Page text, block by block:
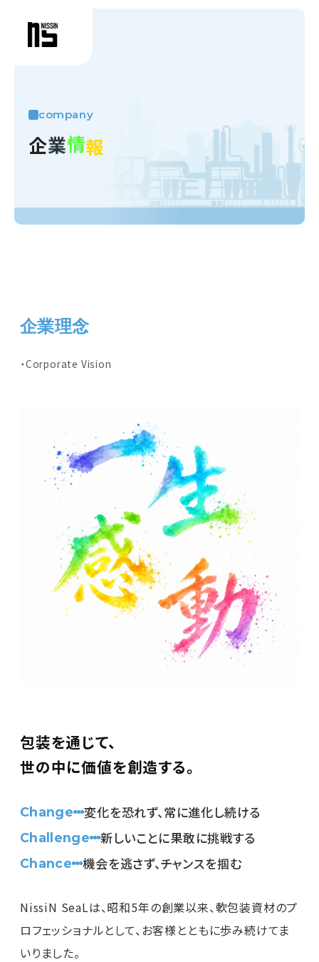
company
企業情報
企業理念
Corporate Vision
包装を通じて、
世の中に価値を創造する。
Change 変化を恐れず、常に進化し続ける
Challenge 新しいことに果敢に挑戦する
Chance 機会を逃さず、チャンスを掴む
NissiN SeaLは、昭和5年の創業以来、軟包装資材のプ
ロフェッショナルとして、お客様とともに歩み続けてま
いりました。